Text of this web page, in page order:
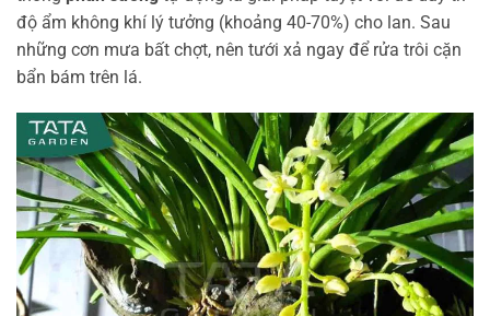
độ ẩm không khí lý tưởng (khoảng 40-70%) cho lan. Sau
những cơn mưa bất chợt, nên tưới xả ngay để rửa trôi cặn
bẩn bám trên lá.